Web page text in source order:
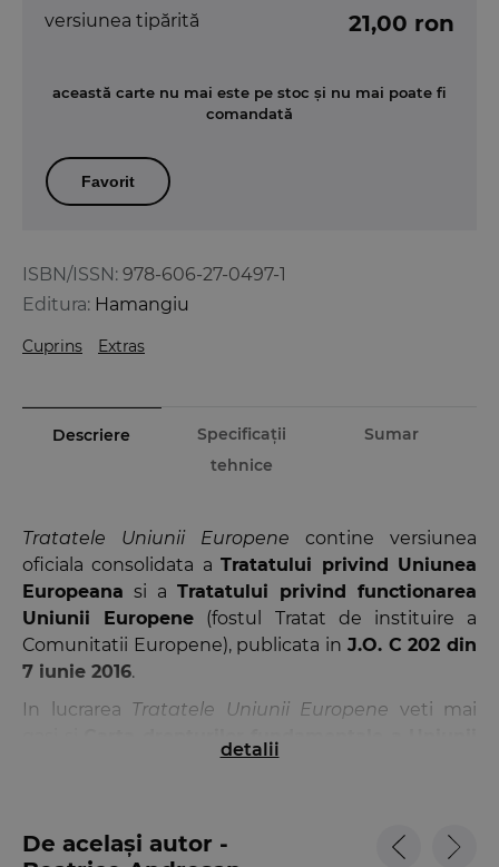
ISBN/ISSN: 978-606-27-0497-1
Editura: Hamangiu
Cuprins Extras
versiunea tipărită 21,00 ron
această carte nu mai este pe stoc și nu mai poate fi
comandată
Favorit
Descriere
Specificații
tehnice
Sumar
Tratatele Uniunii Europene contine versiunea
oficiala consolidata aTratatului privind Uniunea
Europeana si a Tratatului privind functionarea
Uniunii Europene (fostul Tratat de instituire a
Comunitatii Europene), publicata in J.O. C 202 din
7 iunie 2016.
In lucrarea Tratatele Uniunii Europene veti mai
Carta drepturilor fundamentale a Uniunii
, care a capatat forta juridica primara,
protocoalelesideclaratiile
atasate tratatelor, fiind
detalii
De același autor -